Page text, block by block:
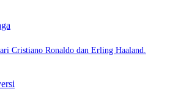
Cristiano Ronaldo dan Erling Haaland.